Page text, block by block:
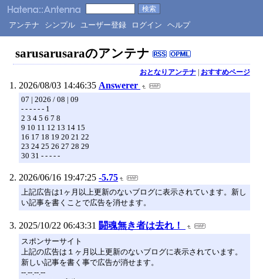
アンテナ シンプル ユーザー登録 ログイン ヘルプ
sarusarusaraのアンテナ
おとなりアンテナ| おすすめページ
2026/08/03 14:46:35 Answerer
07 | 2026 / 08 | 09
- - - - - - 1
2 3 4 5 6 7 8
9 10 11 12 13 14 15
16 17 18 19 20 21 22
23 24 25 26 27 28 29
30 31 - - - - -
2026/06/16 19:47:25 -5.75
上記広告は1ヶ月以上更新のないブログに表示されています。新し
い記事を書くことで広告を消せます。
2025/10/22 06:43:31 闘魂無き者は去れ！
スポンサーサイト
上記の広告は１ヶ月以上更新のないブログに表示されています。
新しい記事を書く事で広告が消せます。
--.--.--.--